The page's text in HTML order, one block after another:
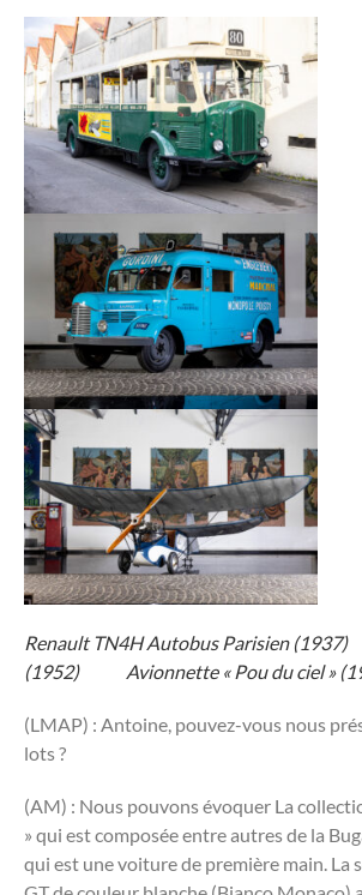
Renault TN4H Autobus Parisien
(1952) Avionnette « Pou du ciel »
(LMAP) : Antoine, pouvez-vous nous
lots ?
(AM) : Nous pouvons évoquer La
» qui est composée entre autres de la
qui est une voiture de première main. La